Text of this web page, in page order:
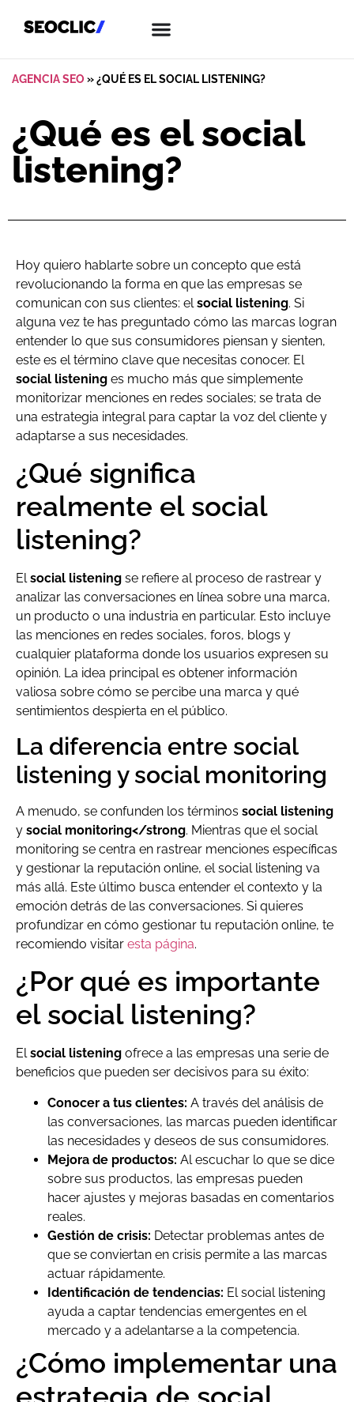
AGENCIA SEO»¿QUÉ ES EL SOCIAL LISTENING?
¿Qué es el social
listening?
Hoy quiero hablarte sobre un concepto que está
revolucionando la forma en que las empresas se
comunican con sus clientes: elsocial listening. Si
alguna vez te has preguntado cómo las marcas logran
entender lo que sus consumidores piensan y sienten,
este es el término clave que necesitas conocer. El
social listening es mucho más que simplemente
monitorizar menciones en redes sociales; se trata de
una estrategia integral para captar la voz del cliente y
adaptarse a sus necesidades.
¿Qué significa
realmente el social
listening?
Elsocial listening se refiere al proceso de rastrear y
analizar las conversaciones en línea sobre una marca,
un producto o una industria en particular. Esto incluye
las menciones en redes sociales, foros, blogs y
cualquier plataforma donde los usuarios expresen su
opinión. La idea principal es obtener información
valiosa sobre cómo se percibe una marca y qué
sentimientos despierta en el público.
La diferencia entre social
listening y social monitoring
A menudo, se confunden los términos social listening
y social monitoring</strong. Mientras que el social
monitoring se centra en rastrear menciones específicas
y gestionar la reputación online, el social listening va
más allá. Este último busca entender el contexto y la
emoción detrás de las conversaciones. Si quieres
profundizar en cómo gestionar tu reputación online, te
recomiendo visitar esta página.
¿Por qué es importante
el social listening?
Elsocial listening ofrece a las empresas una serie de
beneficios que pueden ser decisivos para su éxito:
Conocer a tus clientes: A través del análisis de
las conversaciones, las marcas pueden identificar
las necesidades y deseos de sus consumidores.
Mejora de productos: Al escuchar lo que se dice
sobre sus productos, las empresas pueden
hacer ajustes y mejoras basadas en comentarios
reales.
Gestión de crisis: Detectar problemas antes de
que se conviertan en crisis permite a las marcas
actuar rápidamente.
Identificación de tendencias: El social listening
ayuda a captar tendencias emergentes en el
mercado y a adelantarse a la competencia.
¿Cómo implementar una